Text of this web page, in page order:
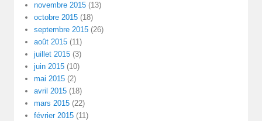
novembre 2015 (13)
octobre 2015 (18)
septembre 2015 (26)
août 2015 (11)
juillet 2015 (3)
juin 2015 (10)
mai 2015 (2)
avril 2015 (18)
mars 2015 (22)
février 2015 (11)